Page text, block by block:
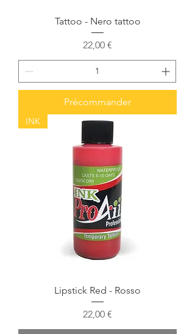
Tattoo - Nero tattoo
Prix
22,00 €
Précommander
INK
Lipstick Red - Rosso
Prix
22,00 €